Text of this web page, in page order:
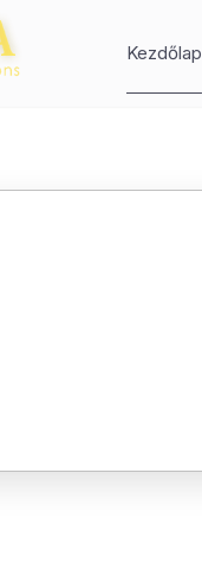
Kezdőlap